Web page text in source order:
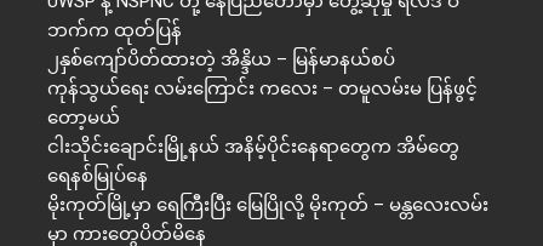
ဘက်က ထုတ်ပြန်
၂နှစ်​ကျော်ပိတ်ထားတဲ့ အိန္ဒိယ – မြန်မာနယ်စပ်
ကုန်သွယ်ရေး လမ်းကြောင်း ကလေး – တမူလမ်းမ ပြန်ဖွင့်
တော့မယ်
ငါးသိုင်းချောင်းမြို့နယ် အနိမ့်ပိုင်းနေရာတွေက အိမ်​တွေ
ရေနစ်မြုပ်နေ
မိုးကုတ်မြို့မှာ ရေကြီးပြီး မြေပြိုလို့ မိုးကုတ် – မန္တလေးလမ်း
မှာ ကားတွေပိတ်မိနေ